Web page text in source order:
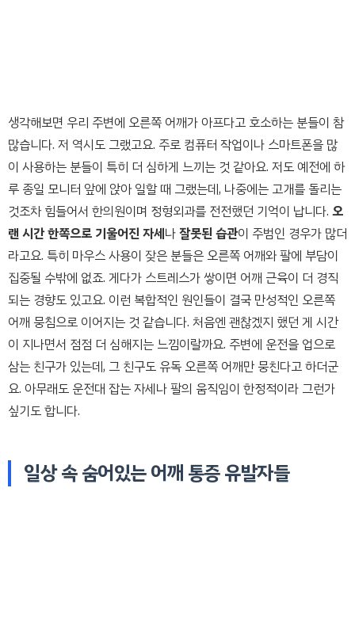
생각해보면 우리 주변에 오른쪽 어깨가 아프다고 호소하는 분들이 참
많습니다. 저 역시도 그랬고요. 주로 컴퓨터 작업이나 스마트폰을 많
이 사용하는 분들이 특히 더 심하게 느끼는 것 같아요. 저도 예전에 하
루 종일 모니터 앞에 앉아 일할 때 그랬는데, 나중에는 고개를 돌리는
것조차 힘들어서 한의원이며 정형외과를 전전했던 기억이 납니다. 오
랜 시간 한쪽으로 기울어진 자세나잘못된 습관이 주범인 경우가 많더
라고요. 특히 마우스 사용이 잦은 분들은 오른쪽 어깨와 팔에 부담이
집중될 수밖에 없죠. 게다가 스트레스가 쌓이면 어깨 근육이 더 경직
되는 경향도 있고요. 이런 복합적인 원인들이 결국 만성적인 오른쪽
어깨 뭉침으로 이어지는 것 같습니다. 처음엔 괜찮겠지 했던 게 시간
이 지나면서 점점 더 심해지는 느낌이랄까요. 주변에 운전을 업으로
삼는 친구가 있는데, 그 친구도 유독 오른쪽 어깨만 뭉친다고 하더군
요. 아무래도 운전대 잡는 자세나 팔의 움직임이 한정적이라 그런가
싶기도 합니다.
일상 속 숨어있는 어깨 통증 유발자들